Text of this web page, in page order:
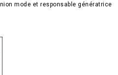
mode et responsable génératrice